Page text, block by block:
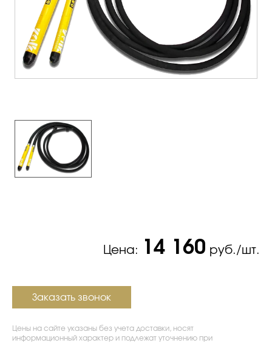
Цена: 14 160 руб./шт.
Заказать звонок
Цены на сайте указаны без учета доставки, носят
информационный характер и подлежат уточнению при